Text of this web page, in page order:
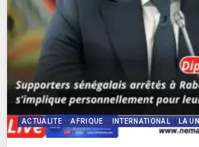
ACTUALITE AFRIQUE INTERNATIONAL LA